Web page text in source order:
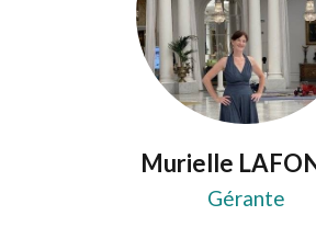
Murielle
Gérante